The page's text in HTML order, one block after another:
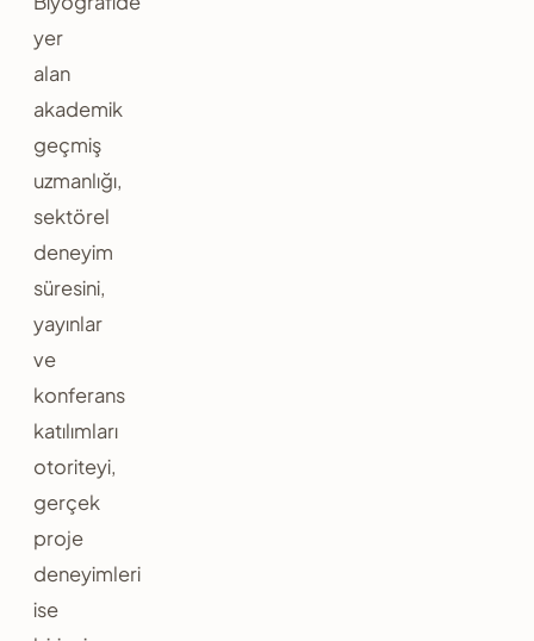
yer
alan
akademik
geçmiş
uzmanlığı,
sektörel
deneyim
süresini,
yayınlar
ve
konferans
katılımları
otoriteyi,
gerçek
proje
deneyimleri
ise